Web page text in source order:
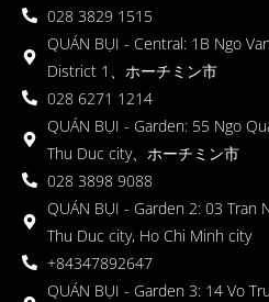
028 3829 1515
QUÁN BỤI - Central: 1B Ngo
District 1、ホーチミン市
028 6271 1214
QUÁN BỤI - Garden: 55 Ngo
Thu Duc city、ホーチミン市
028 3898 9088
QUÁN BỤI - Garden 2: 03 Tran
Thu Duc city, Ho Chi Minh city
+84347892647
QUÁN BỤI - Garden 3: 14 Vo